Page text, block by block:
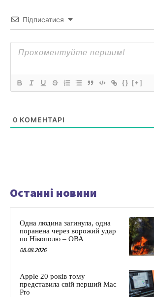
Підписатися
{} [+]
0 КОМЕНТАРІ
Останні новини
Одна людина загинула, одна
поранена через ворожий удар
по Нікополю – ОВА
08.08.2026
Apple 20 років тому
представила свій перший Mac
Pro